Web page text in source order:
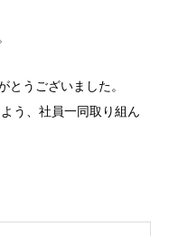
うございました。
う、社員一同取り組ん